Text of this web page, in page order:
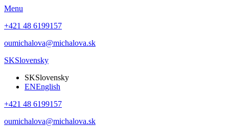
Menu
+421 48 6199157
oumichalova@michalova.sk
SKSlovensky
SKSlovensky
ENEnglish
+421 48 6199157
oumichalova@michalova.sk